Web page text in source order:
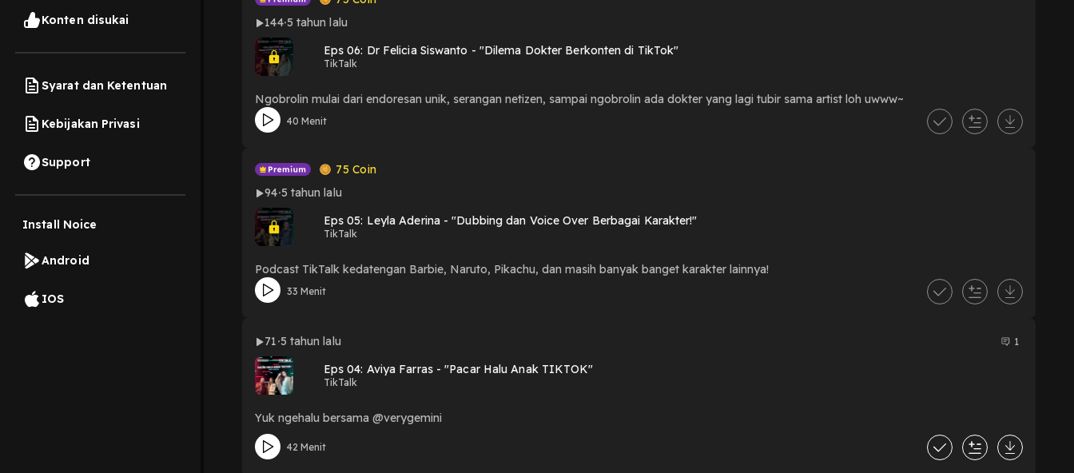
Konten disukai
Syarat dan Ketentuan
Kebijakan Privasi
Support
Install Noice
Android
IOS
144 5 tahun lalu
Eps 06: Dr Felicia Siswanto - "Dilema Dokter Berkonten di TikTok"
TikTalk
Ngobrolin mulai dari endoresan unik, serangan netizen, sampai ngobrolin ada dokter yang lagi tubir sama artist loh uwww~
40 Menit
75 Coin
94 5 tahun lalu
Eps 05: Leyla Aderina - "Dubbing dan Voice Over Berbagai Karakter!"
TikTalk
Podcast TikTalk kedatengan Barbie, Naruto, Pikachu, dan masih banyak banget karakter lainnya!
33 Menit
71 5 tahun lalu 1
Eps 04: Aviya Farras - "Pacar Halu Anak TIKTOK"
TikTalk
Yuk ngehalu bersama @verygemini
42 Menit